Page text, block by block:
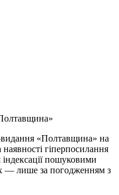
видання «Полтавщина» на
гіперпосилання
індексації пошуковими
— лише за погодженням з